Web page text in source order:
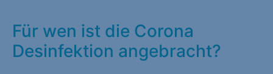
Für wen ist die Corona
Desinfektion angebracht?